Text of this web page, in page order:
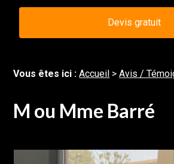
Devis gratuit
Vous êtes ici :Accueil >Avis /
M ou Mme Barré